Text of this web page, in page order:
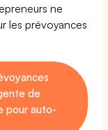
ne
les prévoyances
de
pour auto-